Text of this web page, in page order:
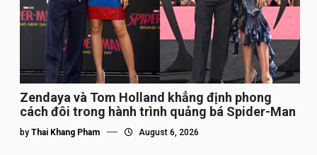
Zendaya và Tom Holland khẳng định phong
cách đôi trong hành trình quảng bá Spider-Man
by Thai Khang Pham August 6, 2026